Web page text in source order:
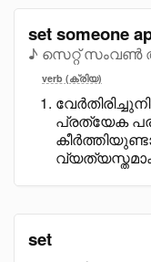
set someone
♪ സെറ്റ് സംവൺ
verb (ക്രിയ)
പ്രത്യേക
set